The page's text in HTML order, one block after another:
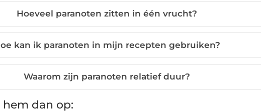
Hoeveel paranoten zitten in één vrucht?
kan ik paranoten in mijn recepten gebruiken?
Waarom zijn paranoten relatief duur?
hem dan op: